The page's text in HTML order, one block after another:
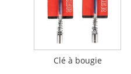
Clé à bougie